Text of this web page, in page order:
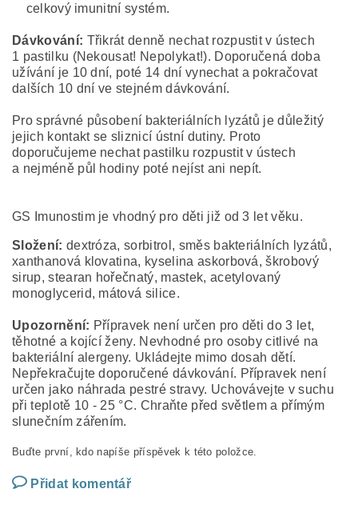
celkový imunitní systém.
Dávkování: Třikrát denně nechat rozpustit v ústech
1 pastilku (Nekousat! Nepolykat!). Doporučená doba
užívání je 10 dní, poté 14 dní vynechat a pokračovat
dalších 10 dní ve stejném dávkování.
Pro správné působení bakteriálních lyzátů je důležitý
jejich kontakt se sliznicí ústní dutiny. Proto
doporučujeme nechat pastilku rozpustit v ústech
a nejméně půl hodiny poté nejíst ani nepít.
GS Imunostim je vhodný pro děti již od 3 let věku.
Složení: dextróza, sorbitrol, směs bakteriálních lyzátů,
xanthanová klovatina, kyselina askorbová, škrobový
sirup, stearan hořečnatý, mastek, acetylovaný
monoglycerid, mátová silice.
Upozornění: Přípravek není určen pro děti do 3 let,
těhotné a kojící ženy. Nevhodné pro osoby citlivé na
bakteriální alergeny. Ukládejte mimo dosah dětí.
Nepřekračujte doporučené dávkování. Přípravek není
určen jako náhrada pestré stravy. Uchovávejte v suchu
při teplotě 10 - 25 °C. Chraňte před světlem a přímým
slunečním zářením.
Buďte první, kdo napíše příspěvek k této položce.
Přidat komentář